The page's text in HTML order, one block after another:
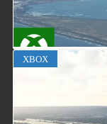
XBOX